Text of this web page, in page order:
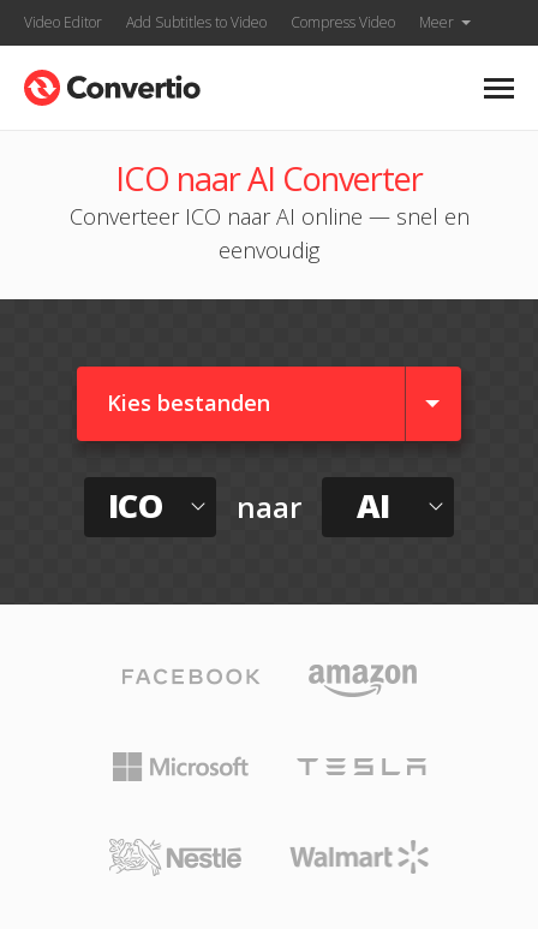
Video Editor Add Subtitles to Video Compress Video Meer
ICO naar AI Converter
Converteer ICO naar AI online — snel en
eenvoudig
Kies bestanden
ICO naar AI